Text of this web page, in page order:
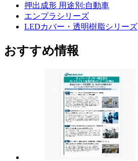
押出成形 用途別:自動車
エンプラシリーズ
LEDカバー・透明樹脂シリーズ
おすすめ情報